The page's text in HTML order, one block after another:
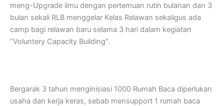
meng-Upgrade ilmu dengan pertemuan rutin bulanan dan 3
bulan sekali RLB menggelar Kelas Relawan sekaligus ada
camp bagi relawan baru selama 3 hari dalam kegiatan
‘’Voluntery Capacity Building’’.
Bergarak 3 tahun menginisiasi 1000 Rumah Baca diperlukan
usaha dan kerja keras, sebab mensupport 1 rumah baca